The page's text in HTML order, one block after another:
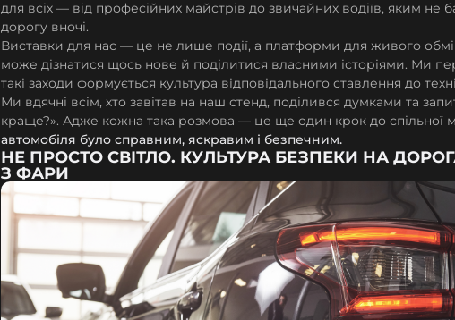
для всіх — від професійних майстрів до звичайних водіїв, яким не
дорогу вночі.
Виставки для нас — це не лише події, а платформи для живого
може дізнатися щось нове й поділитися власними історіями. Ми
такі заходи формується культура відповідального ставлення до
Ми вдячні всім, хто завітав на наш стенд, поділився думками та
краще?». Адже кожна така розмова — це ще один крок до спільної
автомобіля було справним, яскравим і безпечним.
НЕ ПРОСТО СВІТЛО. КУЛЬТУРА БЕЗПЕКИ НА
З ФАРИ